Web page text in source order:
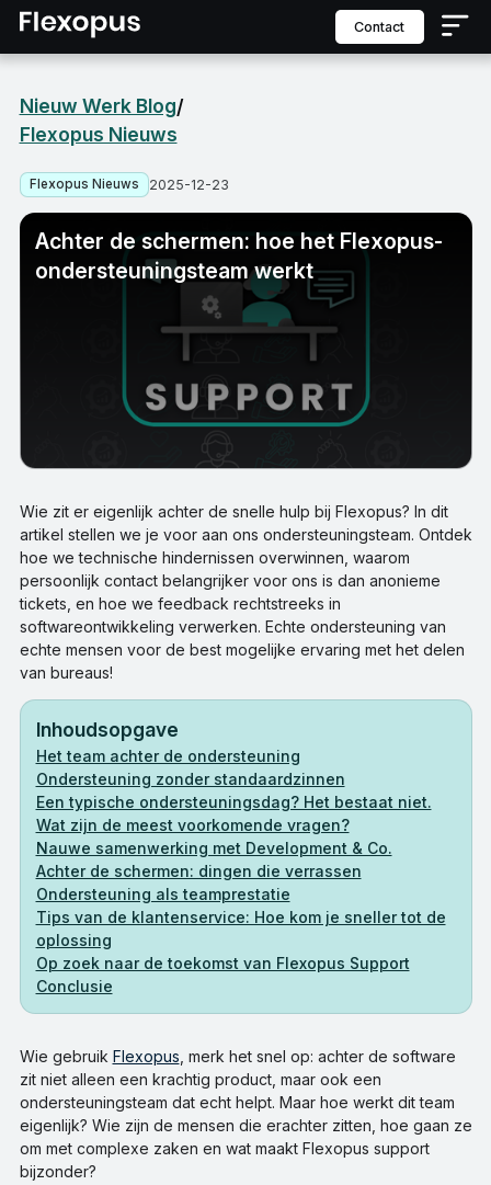
contact
Nieuw Werk Blog/
Flexopus Nieuws
Flexopus Nieuws 2025-12-23
Achter de schermen: hoe het Flexopus-
ondersteuningsteam werkt
Wie zit er eigenlijk achter de snelle hulp bij Flexopus? In dit
artikel stellen we je voor aan ons ondersteuningsteam. Ontdek
hoe we technische hindernissen overwinnen, waarom
persoonlijk contact belangrijker voor ons is dan anonieme
tickets, en hoe we feedback rechtstreeks in
softwareontwikkeling verwerken. Echte ondersteuning van
echte mensen voor de best mogelijke ervaring met het delen
van bureaus!
Inhoudsopgave
Het team achter de ondersteuning
Ondersteuning zonder standaardzinnen
Een typische ondersteuningsdag? Het bestaat niet.
Wat zijn de meest voorkomende vragen?
Nauwe samenwerking met Development & Co.
Achter de schermen: dingen die verrassen
Ondersteuning als teamprestatie
Tips van de klantenservice: Hoe kom je sneller tot de
oplossing
Op zoek naar de toekomst van Flexopus Support
Conclusie
Wie gebruik Flexopus , merk het snel op: achter de software
zit niet alleen een krachtig product, maar ook een
ondersteuningsteam dat echt helpt. Maar hoe werkt dit team
eigenlijk? Wie zijn de mensen die erachter zitten, hoe gaan ze
om met complexe zaken en wat maakt Flexopus support
bijzonder?